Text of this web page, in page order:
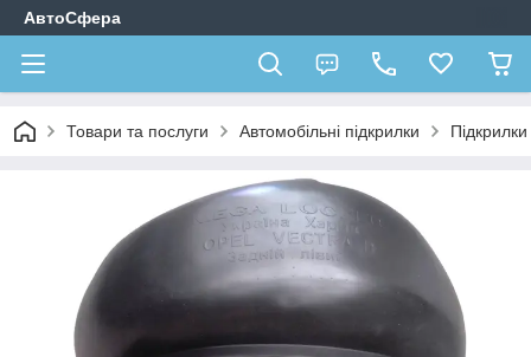
АвтоСфера
Товари та послуги Автомобільні підкрилки